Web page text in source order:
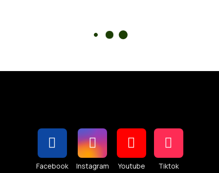
Facebook Instagram Youtube Tiktok